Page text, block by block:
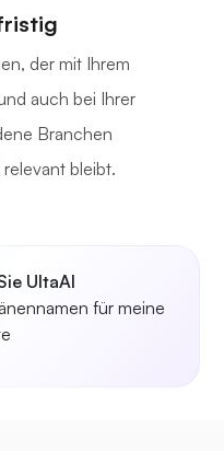
der mit Ihrem
auch bei Ihrer
Branchen
bleibt.
UltaAI
für meine